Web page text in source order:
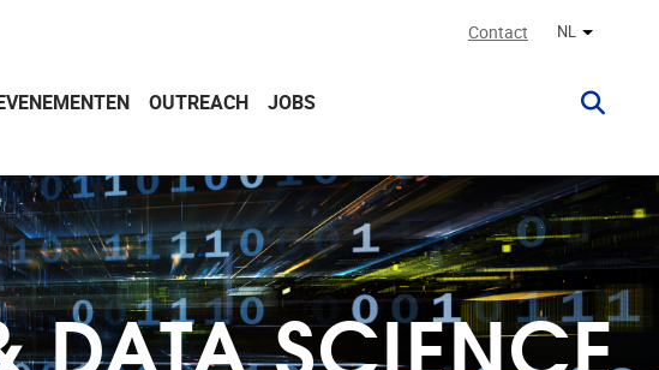
Contact NL Andere
OUTREACH JOBS
DATA SCIENCE